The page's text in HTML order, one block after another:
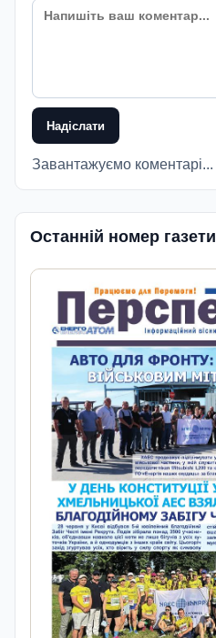
Надіслати
Завантажуємо коментарі...
Останній номер газети